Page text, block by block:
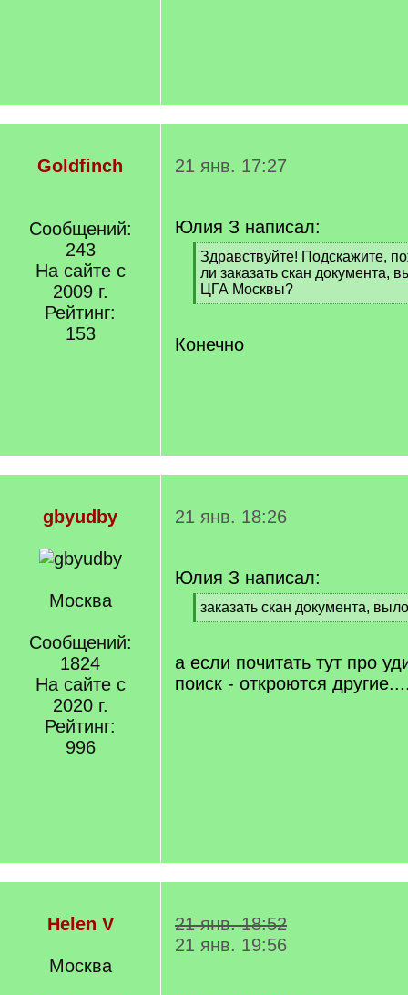
Goldfinch
Сообщений:
243
На сайте с
2009 г.
Рейтинг:
153
21 янв. 17:27
Юлия З написал:
[
q
]
Здравствуйте! Подскажите,
ли заказать скан документа,
ЦГА Москвы?
[
q
]
Конечно
gbyudby
Москва
Сообщений:
1824
На сайте с
2020 г.
Рейтинг:
996
21 янв. 18:26
Юлия З написал:
[
q
заказать скан документа,
[
q
]
а если почитать тут про
поиск - откроются
Helen V
Москва
21 янв. 18:52
21 янв. 19:56